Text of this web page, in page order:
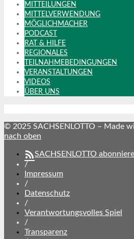
MITTEILUNGEN
MITTELVERWENDUNG
MÖGLICHMACHER
PODCAST
RAT & HILFE
REGIONALES
TEILNAHMEBEDINGUNGEN
VERANSTALTUNGEN
VIDEOS
ÜBER UNS
© 2025 SACHSENLOTTO – Made
nach oben
SACHSENLOTTO
/
Impressum
/
Datenschutz
/
Verantwortungsvolles Spiel
/
Transparenz